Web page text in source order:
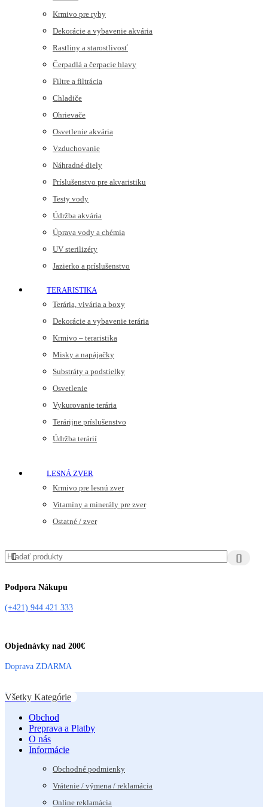
Krmivo pre ryby
Dekorácie a vybavenie akvária
Rastliny a starostlivosť
Čerpadlá a čerpacie hlavy
Filtre a filtrácia
Chladiče
Ohrievače
Osvetlenie akvária
Vzduchovanie
Náhradné diely
Príslušenstvo pre akvaristiku
Testy vody
Údržba akvária
Úprava vody a chémia
UV sterilizéry
Jazierko a príslušenstvo
TERARISTIKA
Terária, vivária a boxy
Dekorácie a vybavenie terária
Krmivo – teraristika
Misky a napájačky
Substráty a podstielky
Osvetlenie
Vykurovanie terária
Terárijne príslušenstvo
Údržba terárií
LESNÁ ZVER
Krmivo pre lesnú zver
Vitamíny a minerály pre zver
Ostatné / zver
Podpora Nákupu
(+421) 944 421 333
Objednávky nad 200€
Doprava ZDARMA
Všetky Kategórie
Obchod
Preprava a Platby
O nás
Informácie
Obchodné podmienky
Vrátenie / výmena / reklamácia
Online reklamácia